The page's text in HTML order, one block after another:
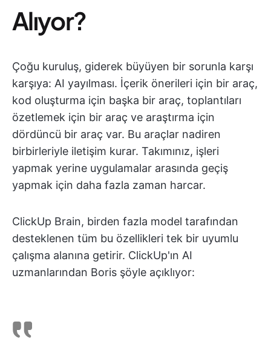
Alıyor?
Çoğu kuruluş, giderek büyüyen bir sorunla karşı
karşıya: AI yayılması. İçerik önerileri için bir araç,
kod oluşturma için başka bir araç, toplantıları
özetlemek için bir araç ve araştırma için
dördüncü bir araç var. Bu araçlar nadiren
birbirleriyle iletişim kurar. Takımınız, işleri
yapmak yerine uygulamalar arasında geçiş
yapmak için daha fazla zaman harcar.
ClickUp Brain, birden fazla model tarafından
desteklenen tüm bu özellikleri tek bir uyumlu
çalışma alanına getirir. ClickUp'ın AI
uzmanlarından Boris şöyle açıklıyor: